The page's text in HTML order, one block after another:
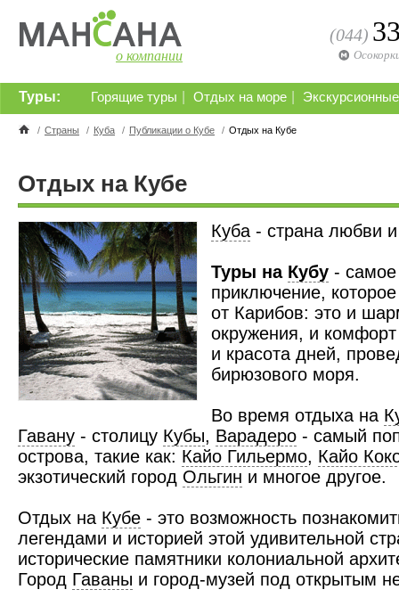
о компании
(044)
Горящие туры Отдых на море
Туры:
/ Страны / Куба / Публикации о Кубе / Отдых на Кубе
Отдых на Кубе
Куба - страна любви
Туры на Кубу -
приключение,
от Карибов: это и
окружения, и
и красота дней,
бирюзового моря.
Во время отдыха на
Гавану - столицу Кубы, Варадеро - самый
острова, такие как: Кайо Гильермо, Кайо
экзотический город Ольгин и многое другое.
Отдых на Кубе - это возможность
легендами и историей этой удивительной
исторические памятники колониальной
Город Гаваны и город-музей под открытым